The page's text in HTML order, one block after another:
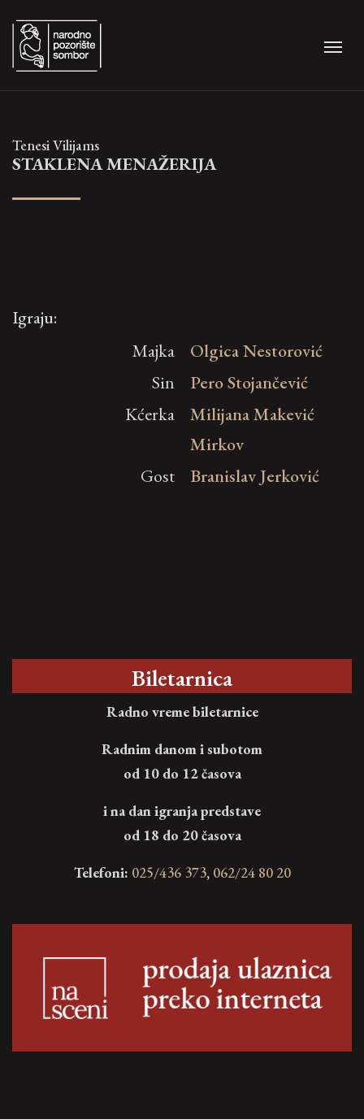
Tenesi Vilijams
STAKLENA MENAŽERIJA
Igraju:
Majka
Olgica Nestorović
Sin
Pero Stojančević
Kćerka
Milijana Makević
Mirkov
Gost
Branislav Jerković
Biletarnica
Radno vreme biletarnice
Radnim danom i subotom
od 10 do 12 časova
i na dan igranja predstave
od 18 do 20 časova
Telefoni: 025/436 373, 062/24 80 20